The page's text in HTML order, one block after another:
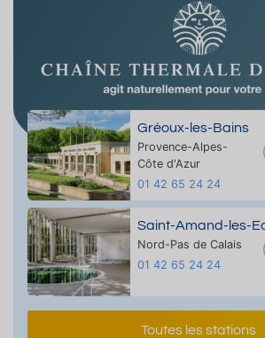
Gréoux-les-Bains
Provence-Alpes-
Côte d'Azur
01 42 65 24 24
Saint-Amand-les-
Nord-Pas de Calais
01 42 65 24 24
Toutes les stations